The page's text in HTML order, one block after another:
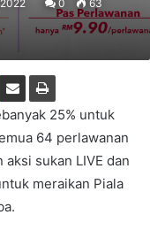
0 63
25% untuk
64 perlawanan
sukan LIVE dan
meraikan Piala